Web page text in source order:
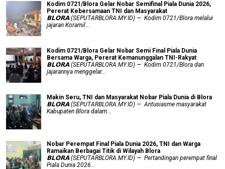
Kodim 0721/Blora Gelar Nobar Semifinal Piala Dunia 2026,
Pererat Kebersamaan TNI dan Masyarakat
𝗕𝗟𝗢𝗥𝗔 (SEPUTARBLORA.MY.ID) — Kodim 0721/Blora melalui
jajaran Koramil...
Kodim 0721/Blora Gelar Nobar Semi Final Piala Dunia
Bersama Warga, Pererat Kemanunggalan TNI-Rakyat
𝗕𝗟𝗢𝗥𝗔 (SEPUTARBLORA.MY.ID) — Kodim 0721/Blora dan
jajarannya menggelar...
Makin Seru, TNI dan Masyarakat Nobar Piala Dunia di Blora
𝗕𝗟𝗢𝗥𝗔 (SEPUTARBLORA.MY.ID) — Antusiasme masyarakat
Kabupaten Blora dalam...
Nobar Perempat Final Piala Dunia 2026, TNI dan Warga
Ramaikan Berbagai Titik di Wilayah Blora
𝗕𝗟𝗢𝗥𝗔 (SEPUTARBLORA.MY.ID) — Pertandingan perempat final
Piala Dunia 2026...